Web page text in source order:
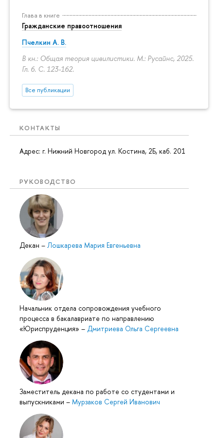
Глава в книге
Гражданские правоотношения
Пчелкин А. В.
В кн.: Общая теория цивилистики. М.: Русайнс, 2025.
Гл. 6. С. 123-162.
Все публикации
КОНТАКТЫ
Адрес: г. Нижний Новгород ул. Костина, 2Б, каб. 201
РУКОВОДСТВО
Декан – Лошкарева Мария Евгеньевна
Начальник отдела сопровождения учебного
процесса в бакалавриате по направлению
«Юриспруденция» – Дмитриева Ольга Сергеевна
Заместитель декана по работе со студентами и
выпускниками – Мурзаков Сергей Иванович